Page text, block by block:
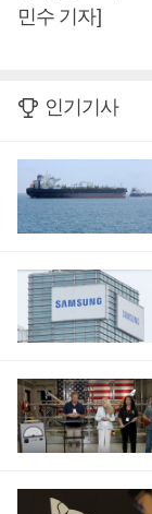
민수 기자]
인기기사